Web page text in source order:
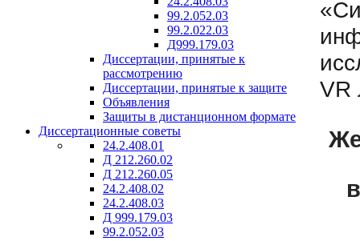
99.2.052.03
99.2.022.03
Д999.179.03
Диссертации, принятые к
рассмотрению
Диссертации, принятые к защите
Объявления
Защиты в дистанционном формате
Диссертационные советы
24.2.408.01
Д 212.260.02
Д 212.260.05
24.2.408.02
24.2.408.03
Д 999.179.03
99.2.052.03
VR